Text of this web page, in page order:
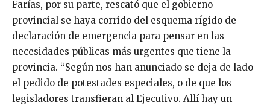
Farías, por su parte, rescató que el gobierno
provincial se haya corrido del esquema rígido de
declaración de emergencia para pensar en las
necesidades públicas más urgentes que tiene la
provincia. “Según nos han anunciado se deja de lado
el pedido de potestades especiales, o de que los
legisladores transfieran al Ejecutivo. Allí hay un